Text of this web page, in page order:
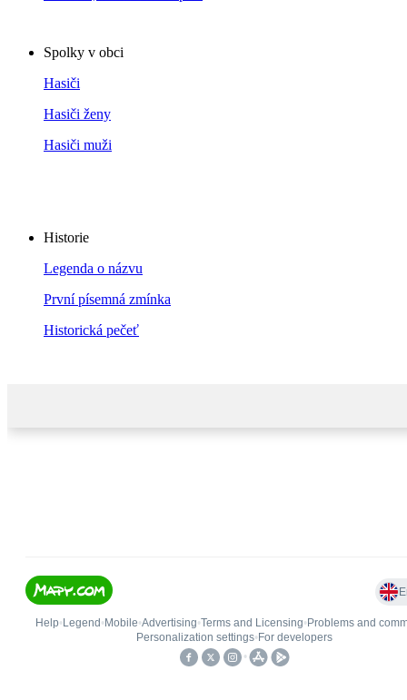
Spolky v obci
Hasiči
Hasiči ženy
Hasiči muži
Historie
Legenda o názvu
První písemná zmínka
Historická pečeť